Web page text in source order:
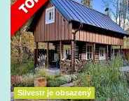
Silvestr je obsazený